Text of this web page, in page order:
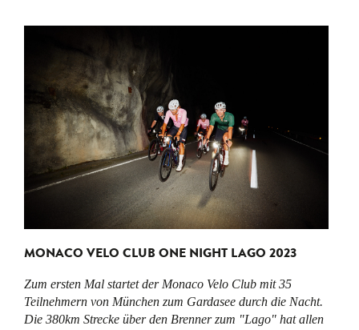
MONACO VELO CLUB ONE NIGHT LAGO 2023
Zum ersten Mal startet der Monaco Velo Club mit 35
Teilnehmern von München zum Gardasee durch die Nacht.
Die 380km Strecke über den Brenner zum "Lago" hat allen